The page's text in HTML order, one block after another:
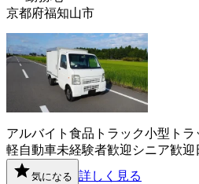
京都府福知山市
アルバイト 食品 トラック小型トラ
軽自動車未経験者歓迎 シニア歓迎
気になる 詳しく見る